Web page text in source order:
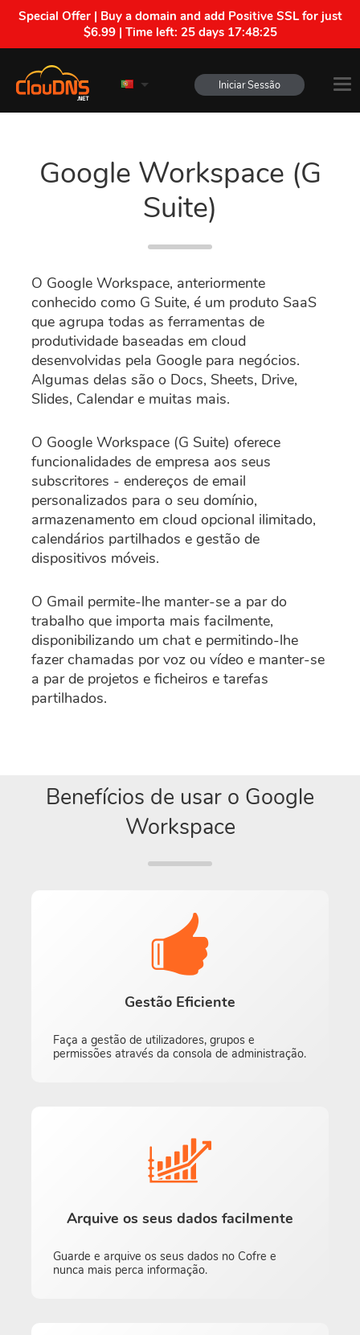
Special Offer | Buy a domain and add Positive SSL for just
$6.99 | Time left: 25 days 17:48:25
Iniciar Sessão
Google Workspace (G
Suite)
O Google Workspace, anteriormente
conhecido como G Suite, é um produto SaaS
que agrupa todas as ferramentas de
produtividade baseadas em cloud
desenvolvidas pela Google para negócios.
Algumas delas são o Docs, Sheets, Drive,
Slides, Calendar e muitas mais.
O Google Workspace (G Suite) oferece
funcionalidades de empresa aos seus
subscritores - endereços de email
personalizados para o seu domínio,
armazenamento em cloud opcional ilimitado,
calendários partilhados e gestão de
dispositivos móveis.
O Gmail permite-lhe manter-se a par do
trabalho que importa mais facilmente,
disponibilizando um chat e permitindo-lhe
fazer chamadas por voz ou vídeo e manter-se
a par de projetos e ficheiros e tarefas
partilhados.
Benefícios de usar o Google
Workspace
Gestão Eficiente
Faça a gestão de utilizadores, grupos e
permissões através da consola de administração.
Arquive os seus dados facilmente
Guarde e arquive os seus dados no Cofre e
nunca mais perca informação.